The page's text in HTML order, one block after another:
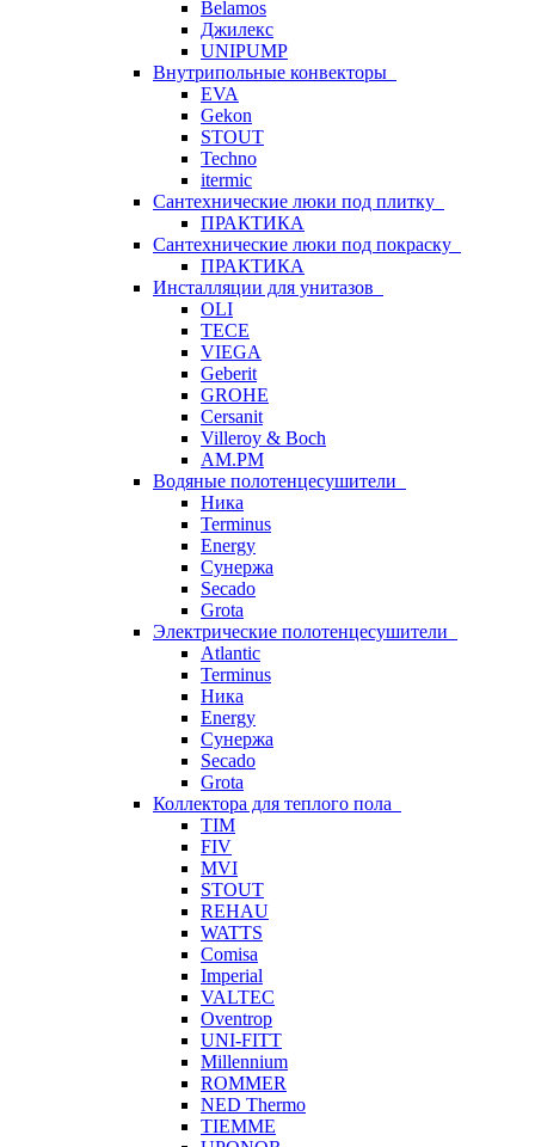
Belamos
Джилекс
UNIPUMP
Внутрипольные конвекторы
EVA
Gekon
STOUT
Techno
itermic
Сантехнические люки под плитку
ПРАКТИКА
Сантехнические люки под покраску
ПРАКТИКА
Инсталляции для унитазов
OLI
TECE
VIEGA
Geberit
GROHE
Cersanit
Villeroy & Boch
AM.PM
Водяные полотенцесушители
Ника
Terminus
Energy
Сунержа
Secado
Grota
Электрические полотенцесушители
Atlantic
Terminus
Ника
Energy
Сунержа
Secado
Grota
Коллектора для теплого пола
TIM
FIV
MVI
STOUT
REHAU
WATTS
Comisa
Imperial
VALTEC
Oventrop
UNI-FITT
Millennium
ROMMER
NED Thermo
TIEMME